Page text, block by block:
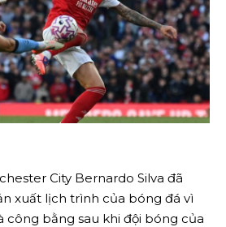
City Bernardo Silva đã
xuất lịch trình của bóng đá vì
công bằng sau khi đội bóng của